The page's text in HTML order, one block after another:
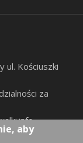
ul. Kościuszki
za
,
aby